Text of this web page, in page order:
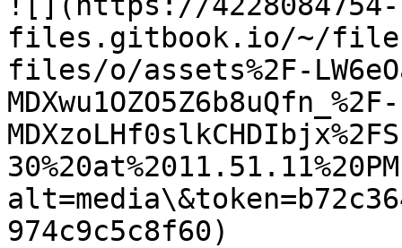
files.gitbook.io/~/
files/o/assets%2F-
MDXwu1OZO5Z6b8uQfn_%2F-
974c9c5c8f60)